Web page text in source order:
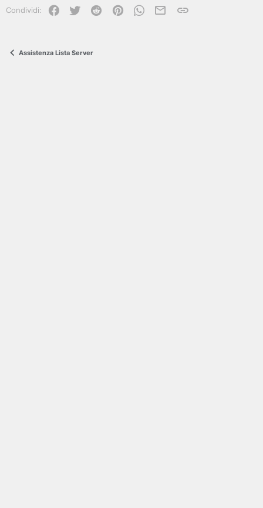
Condividi: Facebook
Twitter Reddit PinterestWhatsApp
e-mailLink
Assistenza Lista Server